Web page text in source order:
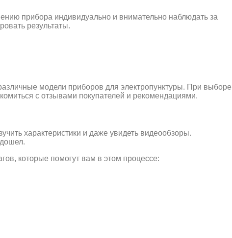
прибора индивидуально и внимательно наблюдать за
результаты.
модели приборов для электропунктуры. При выборе
с отзывами покупателей и рекомендациями.
характеристики и даже увидеть видеообзоры.
которые помогут вам в этом процессе: